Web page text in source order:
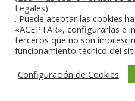
BOTELLEROS CAVAS
PERSONALIZADOS
BOTELLEROS EXPOSITORES
botelleros gran formato
Botelleros Refrigerados
botelleros vinos hostelería
Legales)
. Puede aceptar las cookies
«ACEPTAR», configurarlas e
terceros que no son
funcionamiento técnico del
Configuración de Cookies